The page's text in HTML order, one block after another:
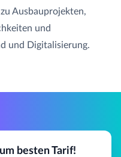
Ausbauprojekten,
und
und Digitalisierung.
besten Tarif!